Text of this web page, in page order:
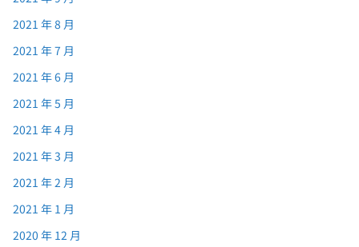
2021 年 8 月
2021 年 7 月
2021 年 6 月
2021 年 5 月
2021 年 4 月
2021 年 3 月
2021 年 2 月
2021 年 1 月
2020 年 12 月